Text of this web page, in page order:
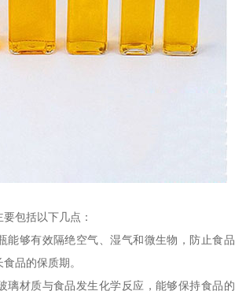
包括以下几点：
能够有效隔绝空气、湿气和微生物，防止食品
品的保质期。
璃材质与食品发生化学反应，能够保持食品的